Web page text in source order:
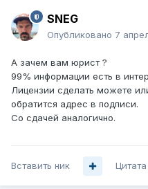
SNEG
Опубликовано 7
А зачем вам юрист ?
99% информации есть в
Лицензии сделать можете
обратится адрес в подписи.
Со сдачей аналогично.
Вставить ник Цитата